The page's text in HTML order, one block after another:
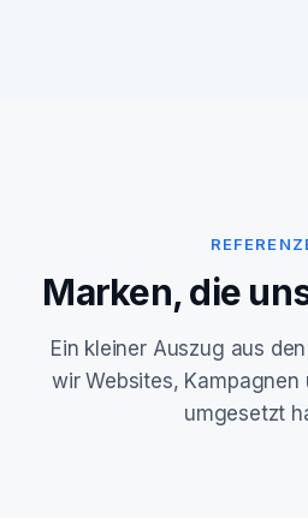
Marken, die
Ein kleiner Auszug aus
wir Websites, Kampagnen
umgesetzt